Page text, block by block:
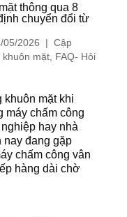
thông qua 8
chuyển đổi từ
05/2026 | Cập
khuôn mặt, FAQ- Hỏi
khuôn mặt khi
máy chấm công
hay nhà
nay đang gặp
chấm công vân
hàng dài chờ